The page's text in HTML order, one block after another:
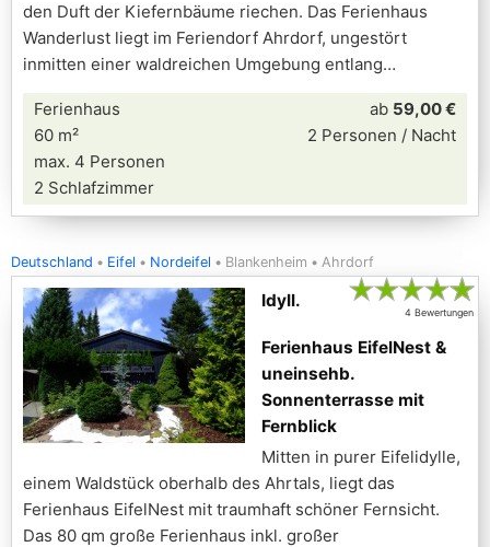
den Duft der Kiefernbäume riechen. Das Ferienhaus
Wanderlust liegt im Feriendorf Ahrdorf, ungestört
inmitten einer waldreichen Umgebung entlang
Ferienhaus
60 m²
max. 4 Personen
2 Schlafzimmer
ab 59,00 €
2 Personen / Nacht
Deutschland Eifel Nordeifel Blankenheim Ahrdorf
★★★★★
4 Bewertungen
Idyll.
Ferienhaus EifelNest &
uneinsehb.
Sonnenterrasse mit
Fernblick
Mitten in purer Eifelidylle,
einem Waldstück oberhalb des Ahrtals, liegt das
Ferienhaus EifelNest mit traumhaft schöner Fernsicht.
Das 80 qm große Ferienhaus inkl. großer